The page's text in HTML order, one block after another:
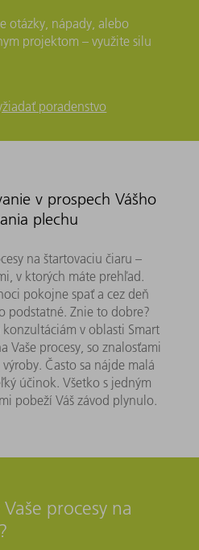
otázky, nápady, alebo
projektom – využite silu
poradenstvo
v prospech Vášho
plechu
na štartovaciu čiaru –
v ktorých máte prehľad.
pokojne spať a cez deň
podstatné. Znie to dobre?
v oblasti Smart
Vaše procesy, so znalosťami
Často sa nájde malá
účinok. Všetko s jedným
pobeží Váš závod plynulo.
procesy na